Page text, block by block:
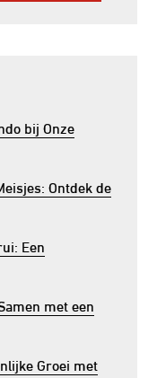
bij Onze
Ontdek de
Een
met een
Groei met